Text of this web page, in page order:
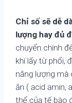
Chỉ số sẽ dễ
lượng hay đủ
chuyển chính
khí lấy từ phổi,
năng lượng mà
ăn ( acid amin,
thể của tế bào